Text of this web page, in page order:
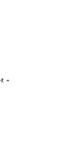
+